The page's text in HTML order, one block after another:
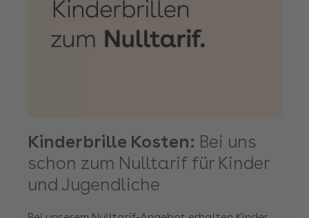
Kinderbrille Kosten: Bei uns
schon zum Nulltarif für Kinder
und Jugendliche